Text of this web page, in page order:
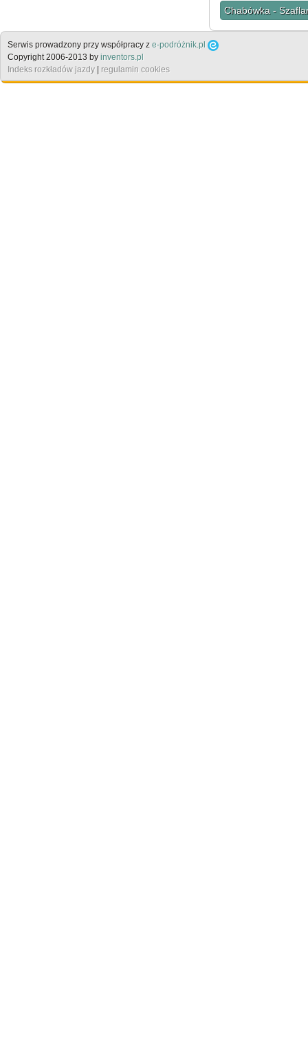
Chabówka -
Serwis prowadzony przy współpracy z e-podróżnik.pl
Copyright 2006-2013 by inventors.pl
Indeks rozkładów jazdy | regulamin cookies